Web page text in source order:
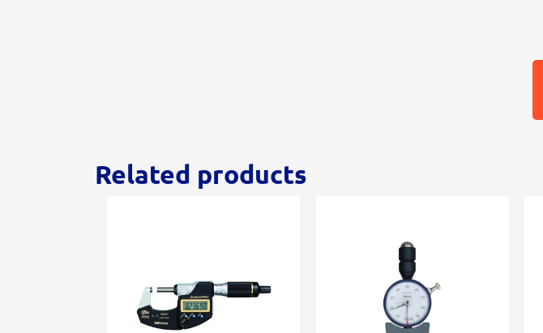
Related products